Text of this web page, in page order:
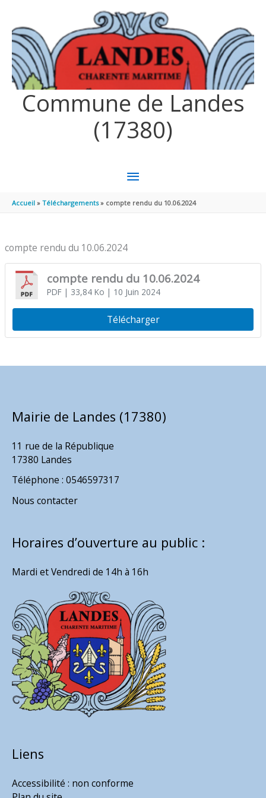
Commune de Landes
(17380)
MENU
PRINCIPAL
Accueil Téléchargements compte rendu du 10.06.2024
compte rendu du 10.06.2024
compte rendu du 10.06.2024
PDF| 33,84 Ko | 10 Juin 2024
Télécharger
Mairie de Landes (17380)
11 rue de la République
17380 Landes
Téléphone : 0546597317
Nous contacter
Horaires d’ouverture au public :
Mardi et Vendredi de 14h à 16h
Liens
Accessibilité : non conforme